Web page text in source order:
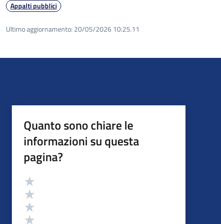
Appalti pubblici
Ultimo aggiornamento: 20/05/2026 10:25.11
Quanto sono chiare le
informazioni su questa
pagina?
Valutazione